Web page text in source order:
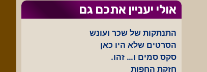
אולי יעניין אתכם גם
התנתקות של שכר ועונש
הסרטים שלא היו כאן
סקס סמים ו… זהו.
חזקת החפות